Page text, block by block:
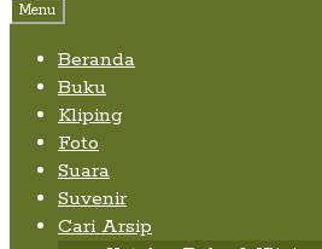
Menu
Beranda
Buku
Kliping
Foto
Suara
Suvenir
Cari Arsip